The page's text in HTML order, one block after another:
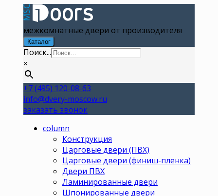
межкомнатные двери от производителя
Каталог
Поиск...
×
+7 (495) 120-08-63
info@dvery-moscow.ru
заказать звонок
column
Конструкция
Царговые двери (ПВХ)
Царговые двери (финиш-пленка)
Двери ПВХ
Ламинированные двери
Шпонированные двери